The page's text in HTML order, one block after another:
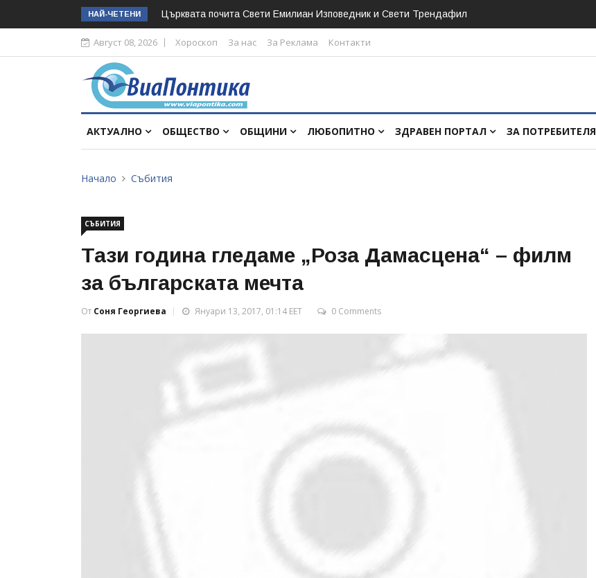
НАЙ-ЧЕТЕНИ Църквата почита Свeти Емилиан Изповедник и Свети Трендафил
Август 08, 2026 Хороскоп За нас За Реклама Контакти
АКТУАЛНО ОБЩЕСТВО ОБЩИНИ ЛЮБОПИТНО ЗДРАВЕН ПОРТАЛ ЗА ПОТРЕБИТЕЛЯ
Начало Събития
СЪБИТИЯ
Тази година гледаме „Роза Дамасцена“ – филм
за българската мечта
От Соня Георгиева Януари 13, 2017, 01:14 EET 0 Comments